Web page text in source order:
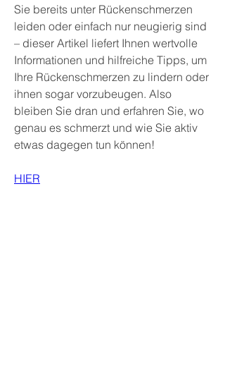
Sie bereits unter Rückenschmerzen
leiden oder einfach nur neugierig sind
– dieser Artikel liefert Ihnen wertvolle
Informationen und hilfreiche Tipps, um
Ihre Rückenschmerzen zu lindern oder
ihnen sogar vorzubeugen. Also
bleiben Sie dran und erfahren Sie, wo
genau es schmerzt und wie Sie aktiv
etwas dagegen tun können!
HIER